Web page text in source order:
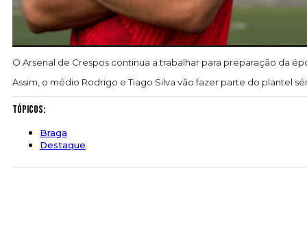
O Arsenal de Crespos continua a trabalhar para preparação da
Assim, o médio Rodrigo e Tiago Silva vão fazer parte do plantel
Tópicos:
Braga
Destaque